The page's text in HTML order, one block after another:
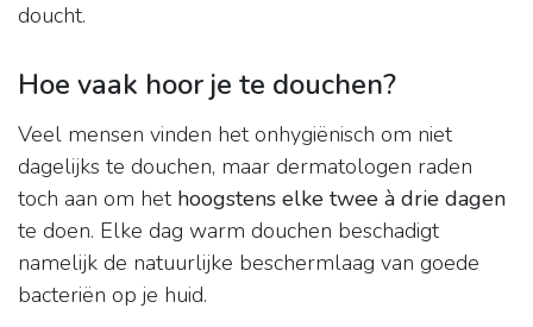
doucht.
Hoe vaak hoor je te douchen?
Veel mensen vinden het onhygiënisch om niet
dagelijks te douchen, maar dermatologen raden
toch aan om het hoogstens elke twee à drie dagen
te doen. Elke dag warm douchen beschadigt
namelijk de natuurlijke beschermlaag van goede
bacteriën op je huid.